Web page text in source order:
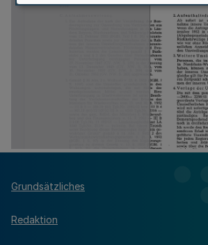
Grundsätzliches
Redaktion